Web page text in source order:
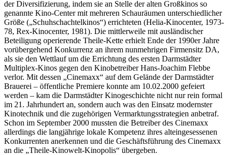
der Diversifizierung, indem sie an Stelle der alten Großkinos so
genannte Kino-Center mit mehreren Schauräumen unterschiedlicher
Größe („Schuhschachtelkinos“) errichteten (Helia-Kinocenter, 1973-
78, Rex-Kinocenter, 1981). Die mittlerweile mit ausländischer
Beteiligung operierende Theile-Kette erhielt Ende der 1990er Jahre
vorübergehend Konkurrenz an ihrem nunmehrigen Firmensitz DA,
als sie den Wettlauf um die Errichtung des ersten Darmstädter
Multiplex-Kinos gegen den Kinobetreiber Hans-Joachim Flebbe
verlor. Mit dessen „Cinemaxx“ auf dem Gelände der Darmstädter
Brauerei – öffentliche Premiere konnte am 10.02.2000 gefeiert
werden – kam die Darmstädter Kinogeschichte nicht nur rein formal
im 21. Jahrhundert an, sondern auch was den Einsatz modernster
Kinotechnik und die zugehörigen Vermarktungsstrategien anbetraf.
Schon im September 2000 mussten die Betreiber des Cinemaxx
allerdings die langjährige lokale Kompetenz ihres alteingesessenen
Konkurrenten anerkennen und die Geschäftsführung des Cinemaxx
an die „Theile-Kinowelt-Kinopolis“ übergeben.